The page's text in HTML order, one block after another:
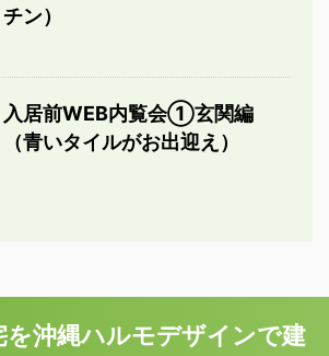
チン）
入居前WEB内覧会①玄関編
（青いタイルがお出迎え）
を沖縄ハルモデザインで建